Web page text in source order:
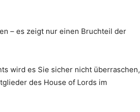
– es zeigt nur einen Bruchteil der
wird es Sie sicher nicht überraschen,
des House of Lords im